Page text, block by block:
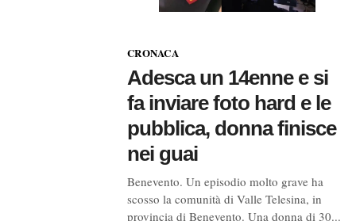
CRONACA
Adesca un 14enne e si
fa inviare foto hard e le
pubblica, donna finisce
nei guai
Benevento. Un episodio molto grave ha
scosso la comunità di Valle Telesina, in
provincia di Benevento. Una donna di 30...